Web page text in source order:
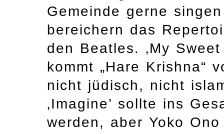
Gemeinde gerne
bereichern das
den Beatles. ‚My
kommt „Hare Krishna“
nicht jüdisch, nicht
‚Imagine’ sollte ins
werden, aber Yoko